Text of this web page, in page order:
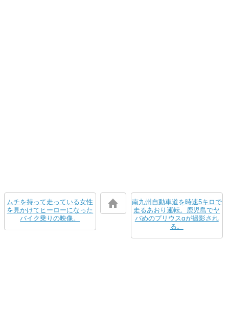
ムチを持って走っている女性
を見かけてヒーローになった
バイク乗りの映像。
南九州自動車道を時速5キロで
走るあおり運転。鹿児島でヤ
バめのプリウスαが撮影され
る。